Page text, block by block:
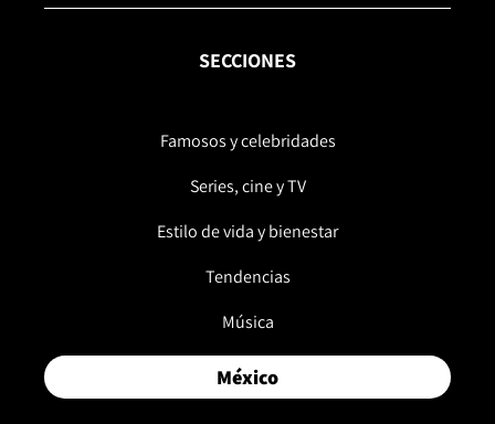
SECCIONES
Famosos y celebridades
Series, cine y TV
Estilo de vida y bienestar
Tendencias
Música
México